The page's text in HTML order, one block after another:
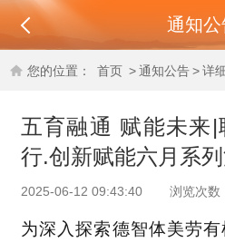
通知公
您的位置： 首页 >通知公告>详
五育融通 赋能未来
行.创新赋能六月系
2025-06-12 09:43:40 浏览次数
为深入探索德智体美劳